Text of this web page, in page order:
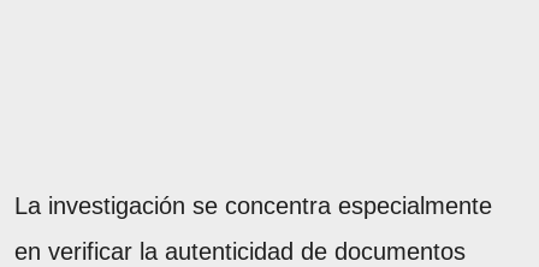
La investigación se concentra especialmente
en verificar la autenticidad de documentos